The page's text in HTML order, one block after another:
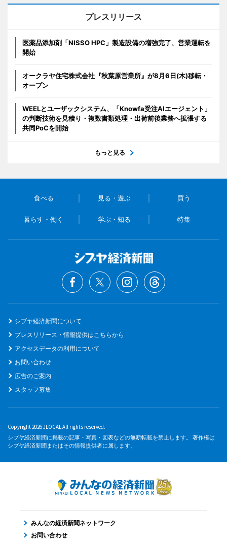
プレスリリース
医薬品添加剤「NISSO HPC」製造設備の増強完了、営業運転を
開始
オークラヤ住宅株式会社『秋葉原営業所』が8月6日(木)移転・
オープン
WEELとユーザックシステム、「Knowfa受注AIエージェント」
の判断技術を見積り・複数書類処理・出荷前後業務へ拡張する
共同PoCを開始
もっと見る
食べる 見る・遊ぶ 買う
暮らす・働く 学ぶ・知る 特集
シブヤ経済新聞について
プレスリリース・情報提供はこちらから
アクセスデータの利用について
お問い合わせ
広告のご案内
スタッフ募集
Copyright 2026 JLOCAL All rights reserved.
シブヤ経済新聞に掲載の記事・写真・図表などの無断転載を禁止します。 著作権は
シブヤ経済新聞またはその情報提供者に属します。
みんなの経済新聞ネットワーク
お問い合わせ